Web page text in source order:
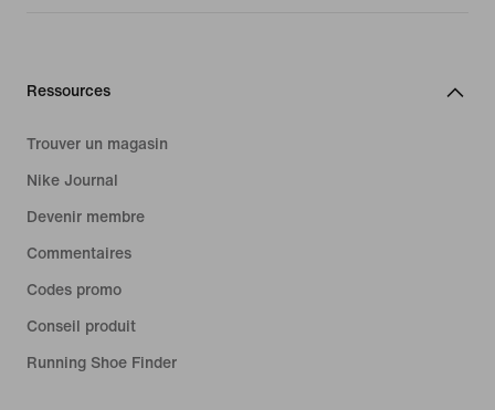
Ressources
Trouver un magasin
Nike Journal
Devenir membre
Commentaires
Codes promo
Conseil produit
Running Shoe Finder